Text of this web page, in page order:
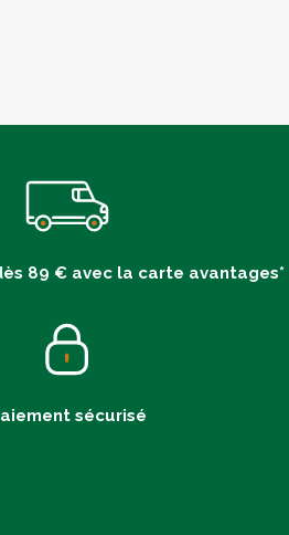
89 € avec la carte avantages*
sécurisé